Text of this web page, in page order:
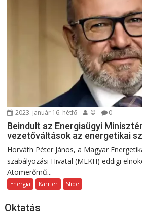
2023. január 16. hétfő © 0
Beindult az Energiaügyi
vezetőváltások az energetikai
Horváth Péter János, a Magyar
szabályozási Hivatal (MEKH) eddigi
Atomerőmű...
Energia Karrier Slide
Oktatás